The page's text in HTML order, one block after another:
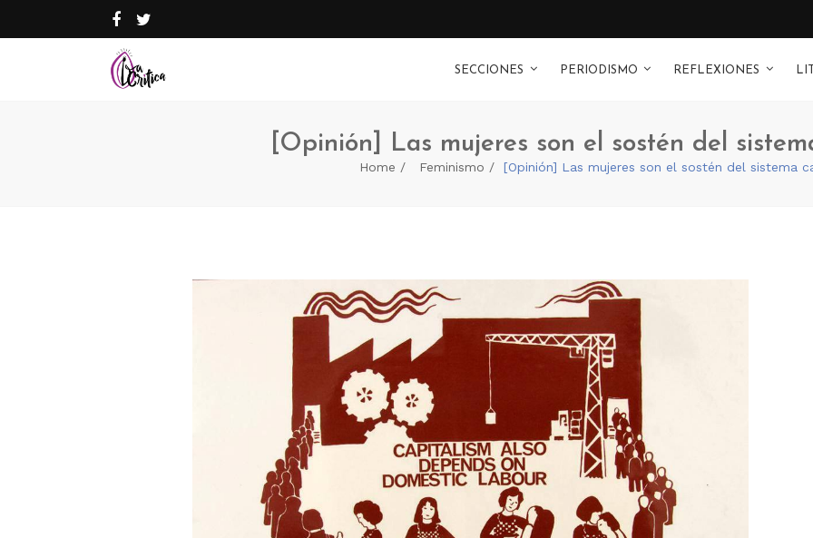
SECCIONES PERIODISMO REFLEXIONES
[Opinión] Las mujeres son el sostén del
Home Feminismo [Opinión] Las mujeres son el sostén del sistema